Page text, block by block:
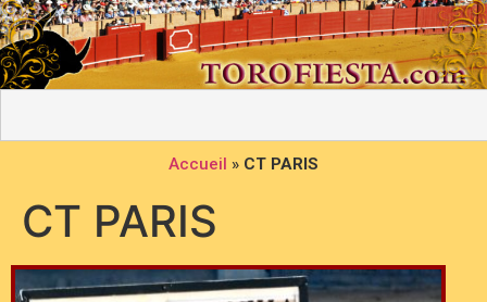
Accueil » CT PARIS
CT PARIS